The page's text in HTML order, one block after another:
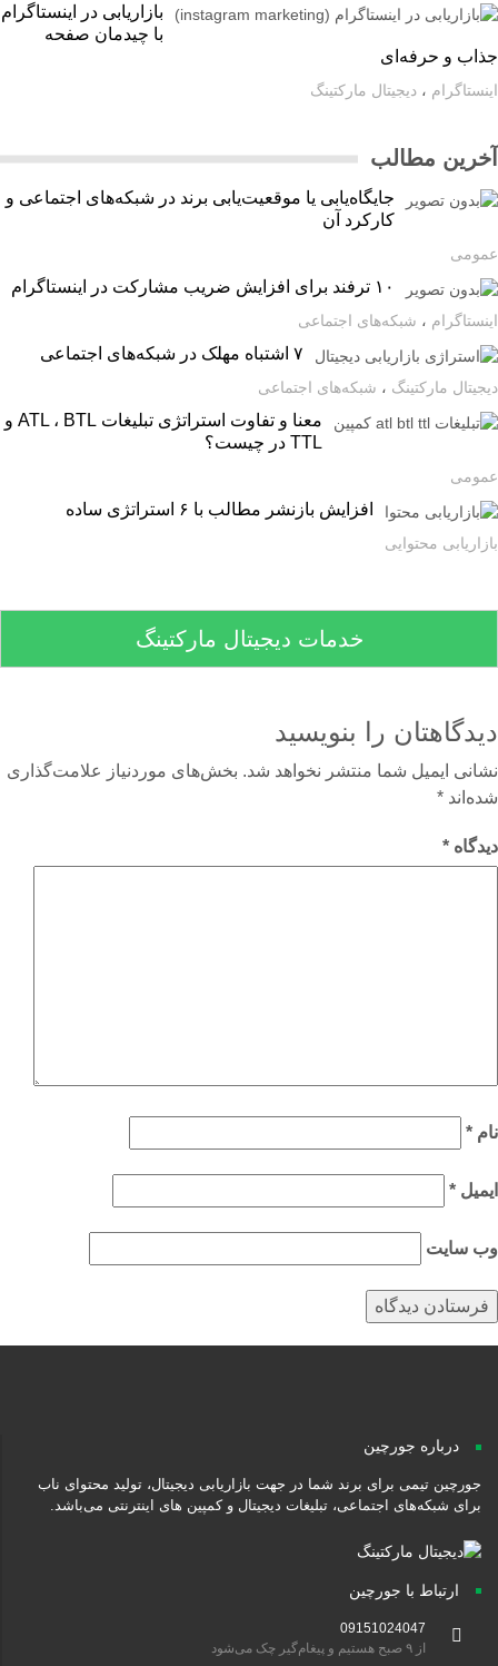
بازاریابی در اینستاگرام
با چیدمان صفحه
و حرفه‌ای
،دیجیتال مارکتینگ
مطالب
جایگاه‌یابی یا موقعیت‌یابی برند در شبکه‌های اجتماعی و
کارکرد آن
۱۰ ترفند برای افزایش ضریب مشارکت در اینستاگرام
،شبکه‌های اجتماعی
مارکتینگ،شبکه‌های اجتماعی
معنا و تفاوت استراتژی تبلیغات ATL ، BTL و
TTL در چیست؟
افزایش بازنشر مطالب با ۶ استراتژی ساده
محتوایی
خدمات دیجیتال مارکتینگ
را بنویسید
ایمیل شما منتشر نخواهد شد. بخش‌های موردنیاز علامت‌گذاری
*
*
*
*
سایت
درباره جورچین
جورچین تیمی برای برند شما در جهت بازاریابی دیجیتال، تولید محتوای ناب
برای شبکه‌های اجتماعی، تبلیغات دیجیتال و کمپین های اینترنتی می‌باشد.
ارتباط با جورچین
09151024047